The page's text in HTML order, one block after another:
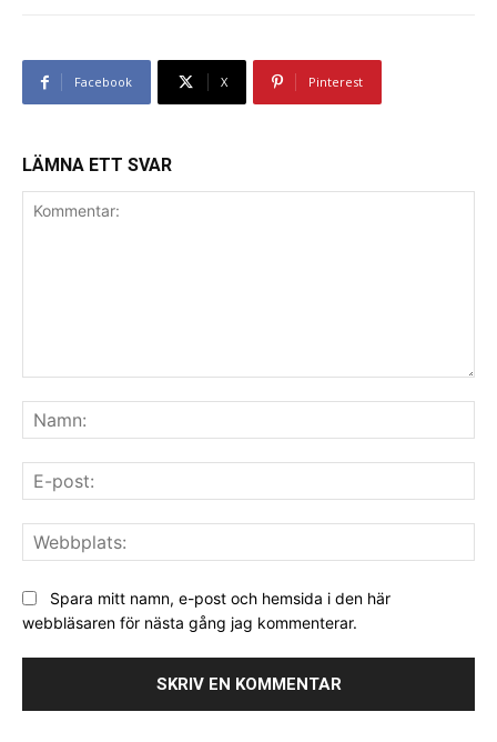
Facebook X Pinterest
LÄMNA ETT SVAR
Spara mitt namn, e-post och hemsida i den här
webbläsaren för nästa gång jag kommenterar.